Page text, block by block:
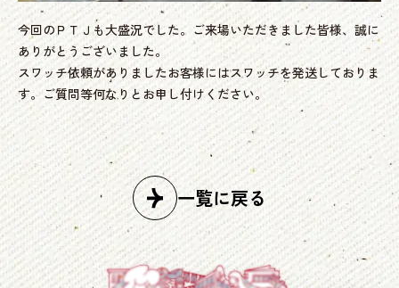
今回のＰＴＪも大盛況でした。ご来場いただきました皆様、誠に
ありがとうございました。
スワッチ依頼がありましたお客様にはスワッチを発送しておりま
す。ご質問等何なりとお申し付けください。
一覧に戻る